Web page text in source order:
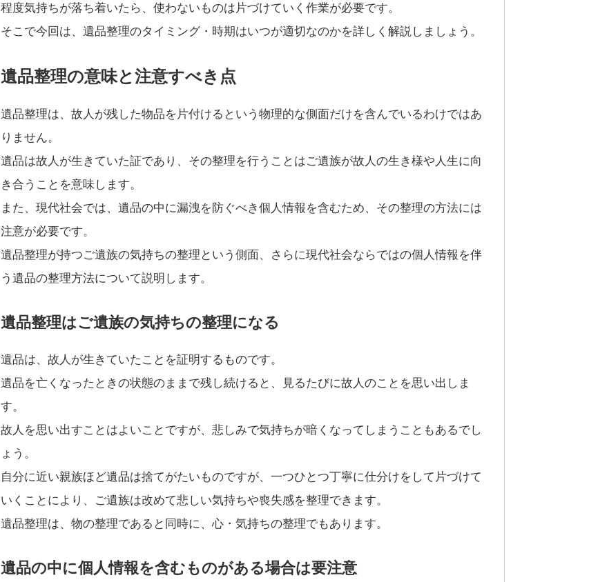
程度気持ちが落ち着いたら、使わないものは片づけていく作業が必要です。
そこで今回は、遺品整理のタイミング・時期はいつが適切なのかを詳しく解説しましょう。
遺品整理の意味と注意すべき点
遺品整理は、故人が残した物品を片付けるという物理的な側面だけを含んでいるわけではあ
りません。
遺品は故人が生きていた証であり、その整理を行うことはご遺族が故人の生き様や人生に向
き合うことを意味します。
また、現代社会では、遺品の中に漏洩を防ぐべき個人情報を含むため、その整理の方法には
注意が必要です。
遺品整理が持つご遺族の気持ちの整理という側面、さらに現代社会ならではの個人情報を伴
う遺品の整理方法について説明します。
遺品整理はご遺族の気持ちの整理になる
遺品は、故人が生きていたことを証明するものです。
遺品を亡くなったときの状態のままで残し続けると、見るたびに故人のことを思い出しま
す。
故人を思い出すことはよいことですが、悲しみで気持ちが暗くなってしまうこともあるでし
ょう。
自分に近い親族ほど遺品は捨てがたいものですが、一つひとつ丁寧に仕分けをして片づけて
いくことにより、ご遺族は改めて悲しい気持ちや喪失感を整理できます。
遺品整理は、物の整理であると同時に、心・気持ちの整理でもあります。
遺品の中に個人情報を含むものがある場合は要注意